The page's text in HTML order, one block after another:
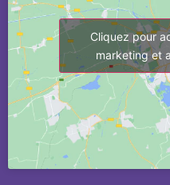
Cliquez pour
marketing et